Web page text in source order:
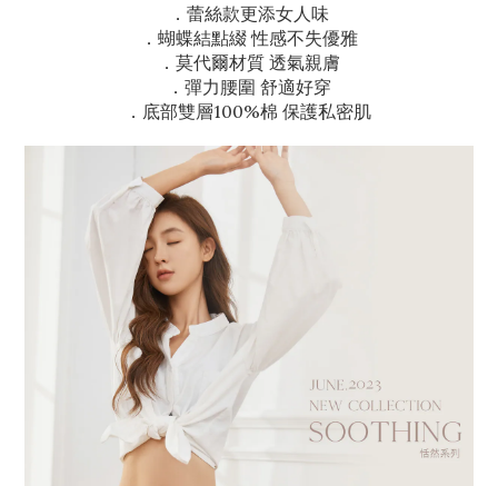
．蕾絲款更添女人味
．蝴蝶結點綴 性感不失優雅
．莫代爾材質 透氣親膚
．彈力腰圍 舒適好穿
．底部雙層100%棉 保護私密肌